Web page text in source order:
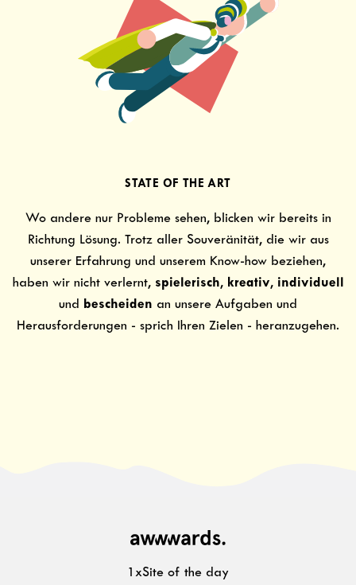
STATE OF THE ART
Wo andere nur Probleme sehen, blicken wir bereits in
Richtung Lösung. Trotz aller Souveränität, die wir aus
unserer Erfahrung und unserem Know-how beziehen,
haben wir nicht verlernt, spielerisch, kreativ, individuell
und bescheiden an unsere Aufgaben und
Herausforderungen - sprich Ihren Zielen - heranzugehen.
1xSite of the day